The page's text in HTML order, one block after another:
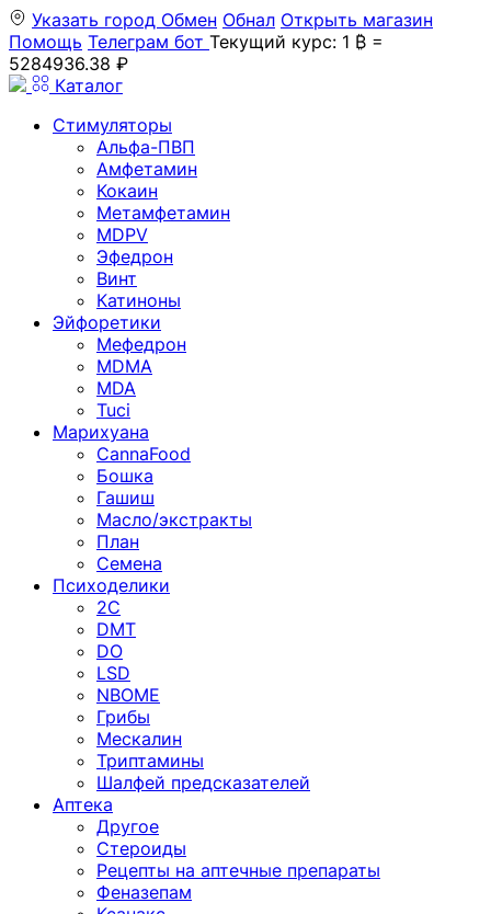
Указать город Обмен Обнал Открыть магазин
Помощь Телеграм бот Текущий курс: 1 ₿ =
5284936.38 ₽
Каталог
Стимуляторы
Альфа-ПВП
Амфетамин
Кокаин
Метамфетамин
MDPV
Эфедрон
Винт
Катиноны
Эйфоретики
Мефедрон
MDMA
MDA
Tuci
Марихуана
CannaFood
Бошка
Гашиш
Масло/экстракты
План
Семена
Психоделики
2C
DMT
DO
LSD
NBOME
Грибы
Мескалин
Триптамины
Шалфей предсказателей
Аптека
Другое
Стероиды
Рецепты на аптечные препараты
Феназепам